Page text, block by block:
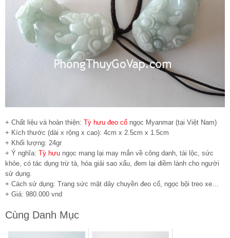
+ Chất liệu và hoàn thiện: Tỳ hưu đeo cổ ngọc Myanmar (tại Việt Nam)
+ Kích thước (dài x rộng x cao): 4cm x 2.5cm x 1.5cm
+ Khối lượng: 24gr
+ Ý nghĩa: Tỳ hưu ngọc mang lại may mắn về công danh, tài lộc, sức
khỏe, có tác dụng trừ tà, hóa giải sao xấu, đem lại điềm lành cho người
sử dụng.
+ Cách sử dụng: Trang sức mặt dây chuyền đeo cổ, ngọc bội treo xe…
+ Giá: 980.000 vnd
Cùng Danh Mục